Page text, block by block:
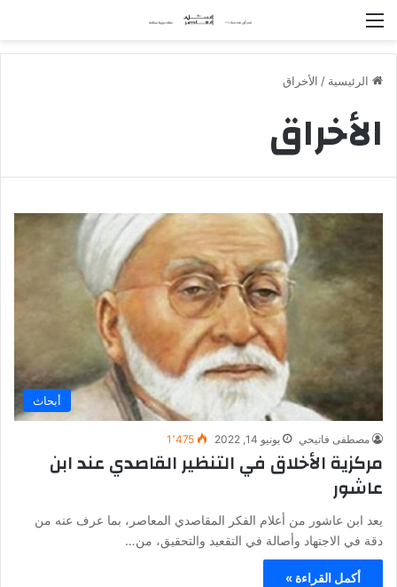
الرئيسية / الأخراق
الأخراق
أبحاث
مصطفى فاتيحي يونيو 14, 2022 1٬475
مركزية الأخلاق في التنظير القاصدي عند ابن
عاشور
يعد ابن عاشور من أعلام الفكر المقاصدي المعاصر، بما عرف عنه من
دقة في الاجتهاد وأصالة في التقعيد والتحقيق، من…
أكمل القراءة »